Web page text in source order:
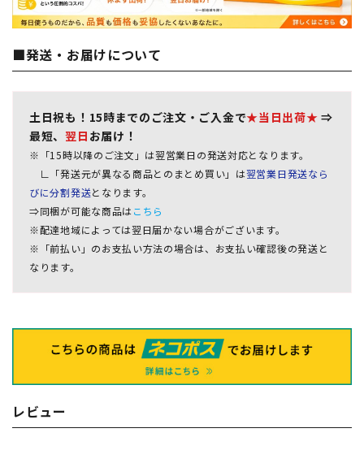
■発送・お届けについて
土日祝も！15時までのご注文・ご入金で★当日出荷★ ⇒
最短、翌日 お届け！
※「15時以降のご注文」は翌営業日の発送対応となります。
∟「発送元が異なる商品とのまとめ買い」は翌営業日発送なら
びに分割発送となります。
⇒同梱が可能な商品はこちら
※配達地域によっては翌日届かない場合がございます。
※「前払い」のお支払い方法の場合は、お支払い確認後の発送と
なります。
レビュー